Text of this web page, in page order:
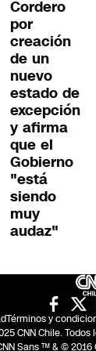
Cordero
por
creación
de un
nuevo
estado de
excepción
y afirma
que el
Gobierno
"está
siendo
muy
audaz"
Términos y
CNN Chile. Todos
Sans ™ & © 2016